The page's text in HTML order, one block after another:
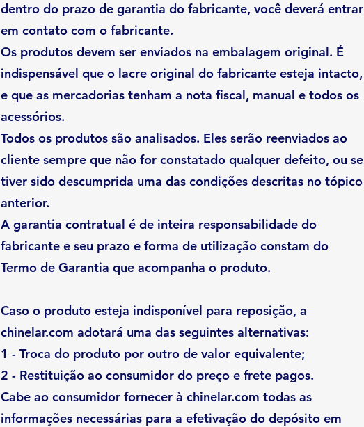
dentro do prazo de garantia do fabricante, você deverá entrar
em contato com o fabricante.
Os produtos devem ser enviados na embalagem original. É
indispensável que o lacre original do fabricante esteja intacto,
e que as mercadorias tenham a nota fiscal, manual e todos os
acessórios.
Todos os produtos são analisados. Eles serão reenviados ao
cliente sempre que não for constatado qualquer defeito, ou se
tiver sido descumprida uma das condições descritas no tópico
anterior.
A garantia contratual é de inteira responsabilidade do
fabricante e seu prazo e forma de utilização constam do
Termo de Garantia que acompanha o produto.
Caso o produto esteja indisponível para reposição, a
chinelar.com adotará uma das seguintes alternativas:
1 - Troca do produto por outro de valor equivalente;
2 - Restituição ao consumidor do preço e frete pagos.
Cabe ao consumidor fornecer à chinelar.com todas as
informações necessárias para a efetivação do depósito em